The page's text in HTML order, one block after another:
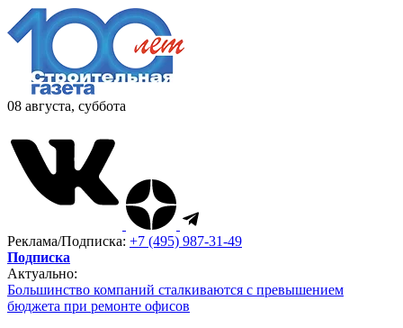
08 августа, суббота
Реклама/Подписка: +7 (495) 987-31-49
Подписка
Актуально:
Большинство компаний сталкиваются с превышением
бюджета при ремонте офисов